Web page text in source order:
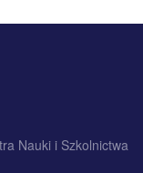
Nauki i Szkolnictwa